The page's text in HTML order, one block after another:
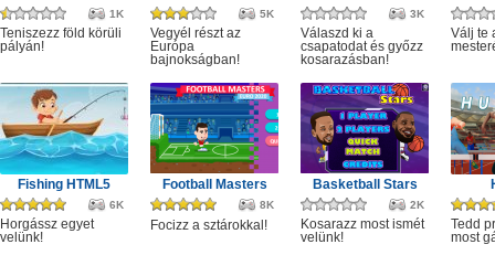
1K
Teniszezz föld körüli
pályán!
5K
Vegyél részt az
Európa
bajnokságban!
3K
Válaszd ki a
csapatodat és győzz
kosarazásban!
Válj te
Fishing HTML5
6K
Horgássz egyet
velünk!
Football Masters
8K
Focizz a sztárokkal!
Basketball Stars
2K
Kosarazz most ismét
velünk!
Tedd
most